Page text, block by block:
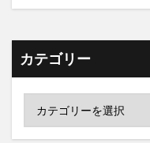
カテゴリー